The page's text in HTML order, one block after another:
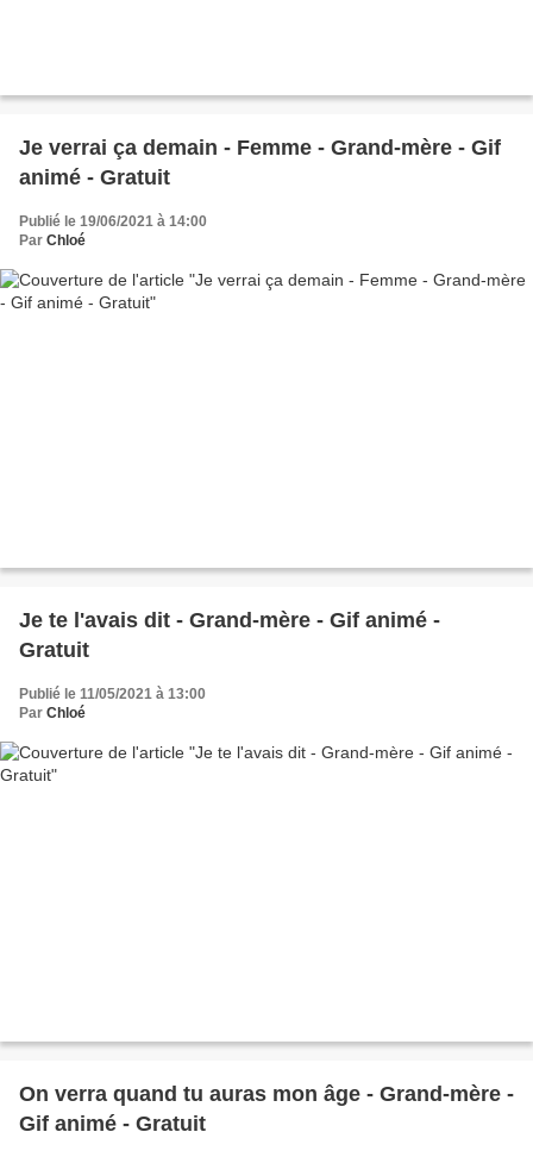
Je verrai ça demain - Femme - Grand-mère - Gif
animé - Gratuit
Publié le 19/06/2021 à 14:00
Par Chloé
Je te l'avais dit - Grand-mère - Gif animé -
Gratuit
Publié le 11/05/2021 à 13:00
Par Chloé
On verra quand tu auras mon âge - Grand-mère -
Gif animé - Gratuit